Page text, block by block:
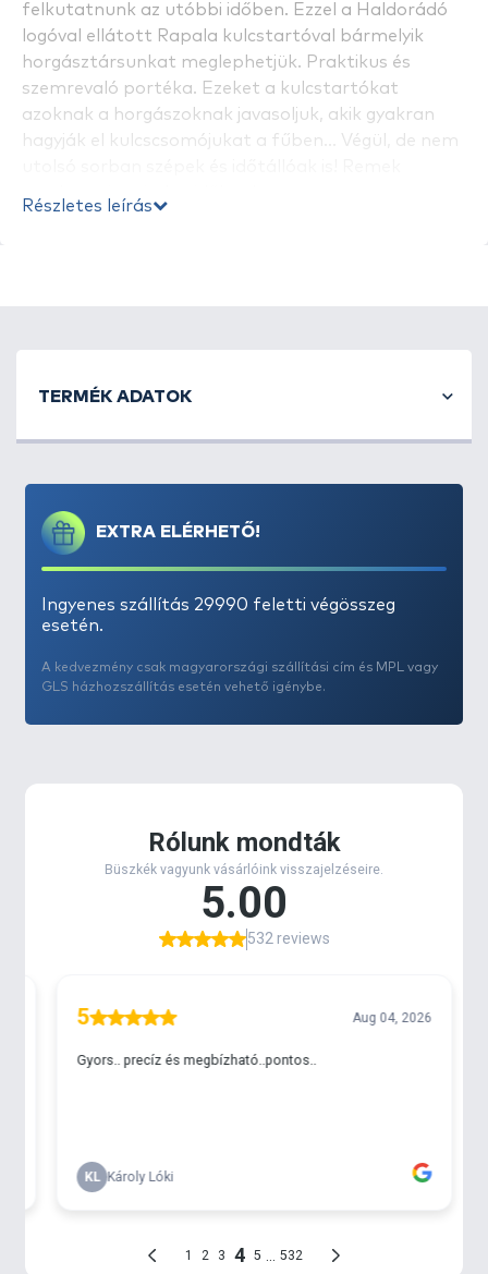
felkutatnunk az utóbbi időben. Ezzel a Haldorádó
logóval ellátott Rapala kulcstartóval bármelyik
horgásztársunkat meglephetjük. Praktikus és
szemrevaló portéka. Ezeket a kulcstartókat
azoknak a horgászoknak javasoljuk, akik gyakran
hagyják el kulcscsomójukat a fűben... Végül, de nem
Részletes leírás
EXTRA ELÉRHETŐ!
Ingyenes szállítás 29990 feletti végösszeg
esetén.
A kedvezmény csak magyarországi szállítási cím és MPL vagy
GLS házhozszállítás esetén vehető igénybe.
TERMÉK ADATOK